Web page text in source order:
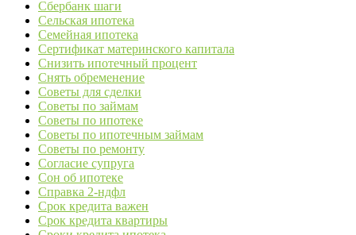
Сбербанк шаги
Сельская ипотека
Семейная ипотека
Сертификат материнского капитала
Снизить ипотечный процент
Снять обременение
Советы для сделки
Советы по займам
Советы по ипотеке
Советы по ипотечным займам
Советы по ремонту
Согласие супруга
Сон об ипотеке
Справка 2-ндфл
Срок кредита важен
Срок кредита квартиры